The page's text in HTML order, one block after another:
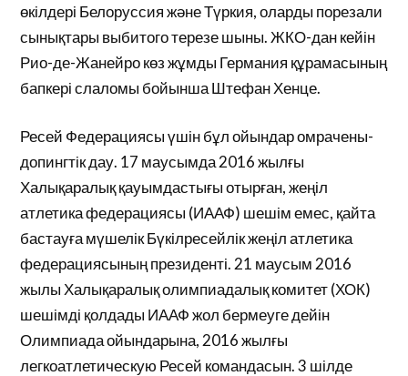
өкілдері Белоруссия және Түркия, оларды порезали
сынықтары выбитого терезе шыны. ЖКО-дан кейін
Рио-де-Жанейро көз жұмды Германия құрамасының
бапкері слаломы бойынша Штефан Хенце.
Ресей Федерациясы үшін бұл ойындар омрачены-
допингтік дау. 17 маусымда 2016 жылғы
Халықаралық қауымдастығы отырған, жеңіл
атлетика федерациясы (ИААФ) шешім емес, қайта
бастауға мүшелік Бүкілресейлік жеңіл атлетика
федерациясының президенті. 21 маусым 2016
жылы Халықаралық олимпиадалық комитет (ХОК)
шешімді қолдады ИААФ жол бермеуге дейін
Олимпиада ойындарына, 2016 жылғы
легкоатлетическую Ресей командасын. 3 шілде